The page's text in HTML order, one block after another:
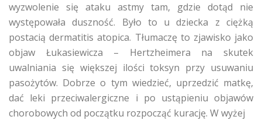
wyzwolenie się ataku astmy tam, gdzie dotąd nie
występowała duszność. Było to u dziecka z ciężką
postacią dermatitis atopica. Tłumaczę to zjawisko jako
objaw Łukasiewicza – Hertzheimera na skutek
uwalniania się większej ilości toksyn przy usuwaniu
pasożytów. Dobrze o tym wiedzieć, uprzedzić matkę,
dać leki przeciwalergiczne i po ustąpieniu objawów
chorobowych od początku rozpocząć kurację. W wyżej